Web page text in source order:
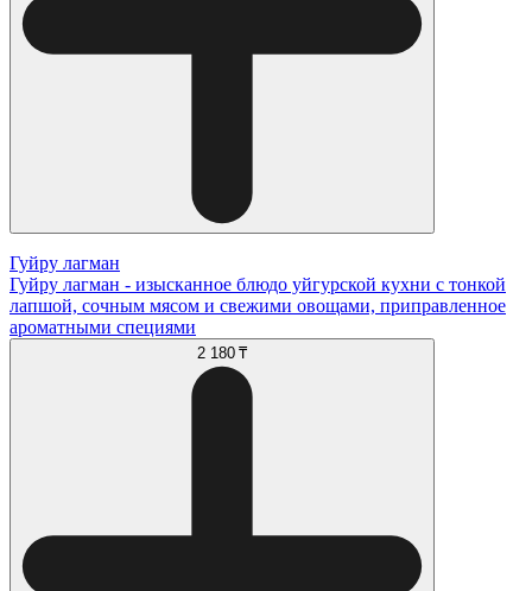
Гуйру лагман
Гуйру лагман - изысканное блюдо уйгурской кухни с тонкой
лапшой, сочным мясом и свежими овощами, приправленное
ароматными специями
2 180 ₸